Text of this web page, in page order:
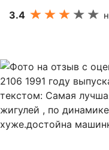
3.4